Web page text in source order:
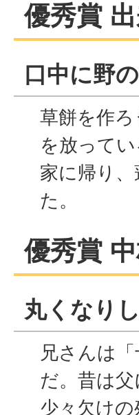
優秀賞
口中に野
草餅を作
を放って
家に帰り
た。
優秀賞
丸くなり
兄さんは
だ。昔は
少々欠け